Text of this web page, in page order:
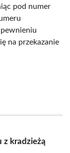
pod numer
na przekazanie
z kradzieżą